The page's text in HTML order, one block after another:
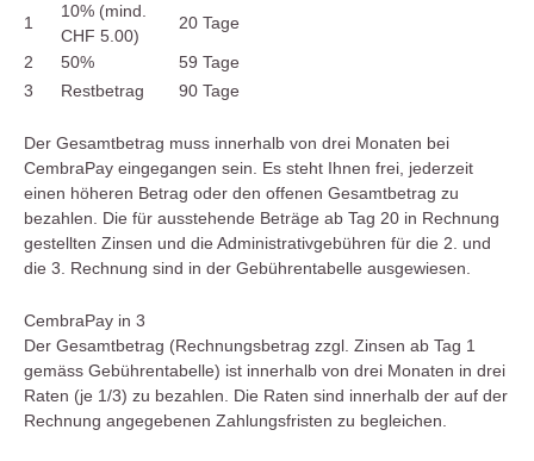
1
10% (mind.
CHF 5.00)
20 Tage
2 50%
59 Tage
3
Restbetrag 90 Tage
Der Gesamtbetrag muss innerhalb von drei Monaten bei
CembraPay eingegangen sein. Es steht Ihnen frei, jederzeit
einen höheren Betrag oder den offenen Gesamtbetrag zu
bezahlen. Die für ausstehende Beträge ab Tag 20 in Rechnung
gestellten Zinsen und die Administrativgebühren für die 2. und
die 3. Rechnung sind in der Gebührentabelle ausgewiesen.
CembraPay in 3
Der Gesamtbetrag (Rechnungsbetrag zzgl. Zinsen ab Tag 1
gemäss Gebührentabelle) ist innerhalb von drei Monaten in drei
Raten (je 1/3) zu bezahlen. Die Raten sind innerhalb der auf der
Rechnung angegebenen Zahlungsfristen zu begleichen.